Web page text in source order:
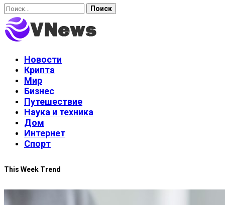
Найти:
Новости
Крипта
Мир
Бизнес
Путешествие
Наука и техника
Дом
Интернет
Спорт
This Week Trend